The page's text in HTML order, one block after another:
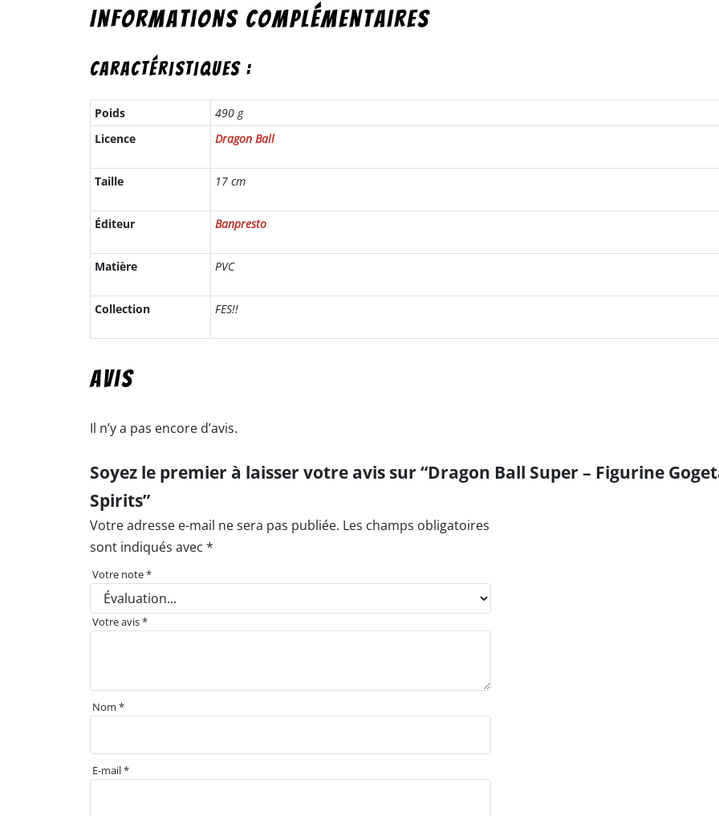
Informations complémentaires
Caractéristiques :
Poids
490 g
Licence
Dragon Ball
Taille 17 cm
Éditeur Banpresto
Matière PVC
Collection FES!!
Avis
Il n’y a pas encore d’avis.
Soyez le premier à laisser votre avis sur “Dragon Ball Super – Figurine Gogeta Ssj Blue – FES!! –
Spirits”
Votre adresse e-mail ne sera pas publiée. Les champs obligatoires
sont indiqués avec *
Votre note*
Votre avis*
Nom*
E-mail*